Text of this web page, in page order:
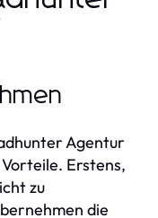
Agentur
Erstens,
zu
die